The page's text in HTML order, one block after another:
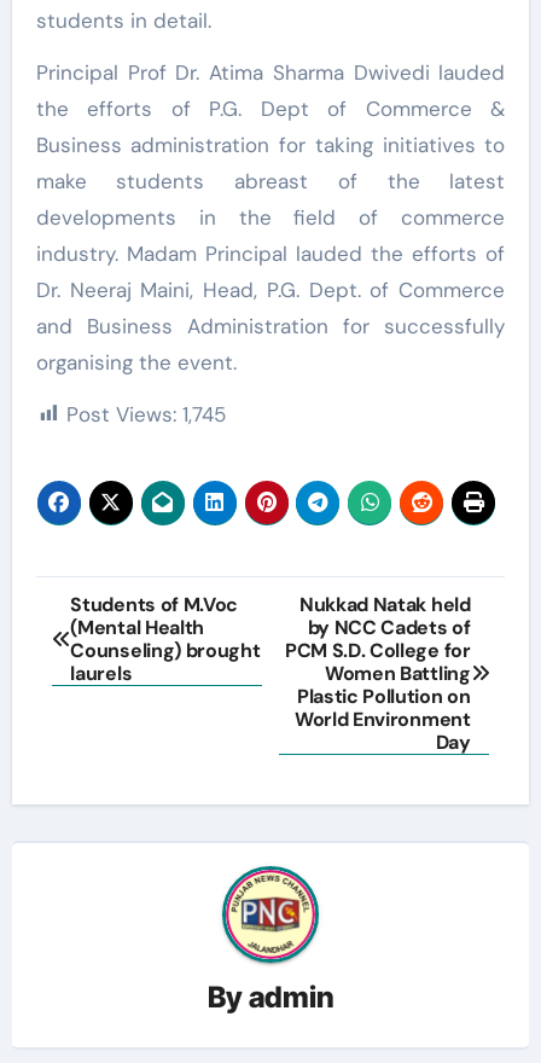
students in detail.
Principal Prof Dr. Atima Sharma Dwivedi lauded
the efforts of P.G. Dept of Commerce &
Business administration for taking initiatives to
make students abreast of the latest
developments in the field of commerce
industry. Madam Principal lauded the efforts of
Dr. Neeraj Maini, Head, P.G. Dept. of Commerce
and Business Administration for successfully
organising the event.
Post Views: 1,745
Post
navigation
Students of M.Voc
(Mental Health
Counseling) brought
laurels
Nukkad Natak held
by NCC Cadets of
PCM S.D. College for
Women Battling
Plastic Pollution on
World Environment
Day
Byadmin